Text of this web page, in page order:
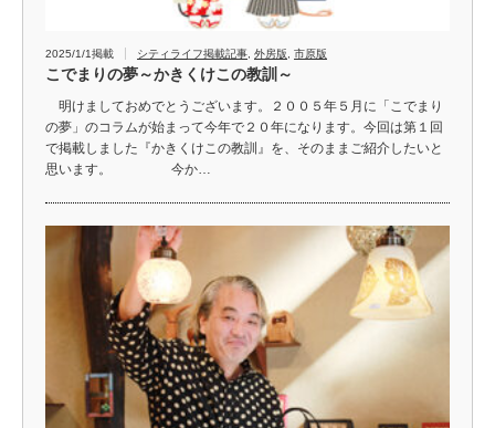
2025/1/1掲載 シティライフ掲載記事 外房版 市原版
こでまりの夢～かきくけこの教訓～
明けましておめでとうございます。２００５年５月に「こでまり
の夢」のコラムが始まって今年で２０年になります。今回は第１回
で掲載しました『かきくけこの教訓』を、そのままご紹介したいと
思います。 今か…